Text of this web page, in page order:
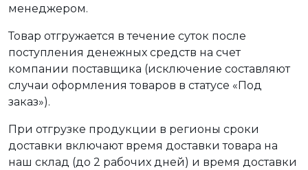
менеджером.
Товар отгружается в течение суток после
поступления денежных средств на счет
компании поставщика (исключение составляют
случаи оформления товаров в статусе «Под
заказ»).
При отгрузке продукции в регионы сроки
доставки включают время доставки товара на
наш склад (до 2 рабочих дней) и время доставки